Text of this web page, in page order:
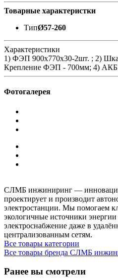
Товарные характеристки
ТипØ57-260
Характеристики
1) ФЭП 900х770x30-2шт. ; 2)
Крепление ФЭП - 700мм; 4) АКБ
Фотогалерея
СЛМБ инжиниринг —
проектирует и производит
электростанции. Мы помогаем
экологичные источники
электроснабжение даже в
централизованным сетям.
Все товары категории
Все товары бренда СЛМБ
Ранее вы смотрели